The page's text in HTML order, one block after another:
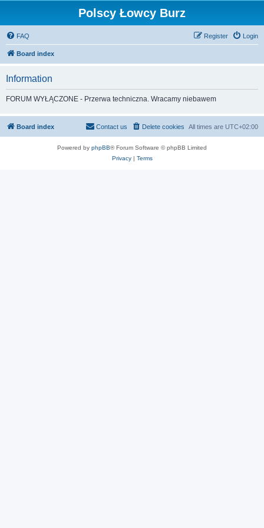
Polscy Łowcy Burz
FAQ Login
Register
Board index
Information
FORUM WYŁĄCZONE - Przerwa techniczna. Wracamy niebawem
Board index All times are UTC+02:00
Delete cookies
Contact us
Powered by phpBB® Forum Software © phpBB Limited
Privacy| Terms